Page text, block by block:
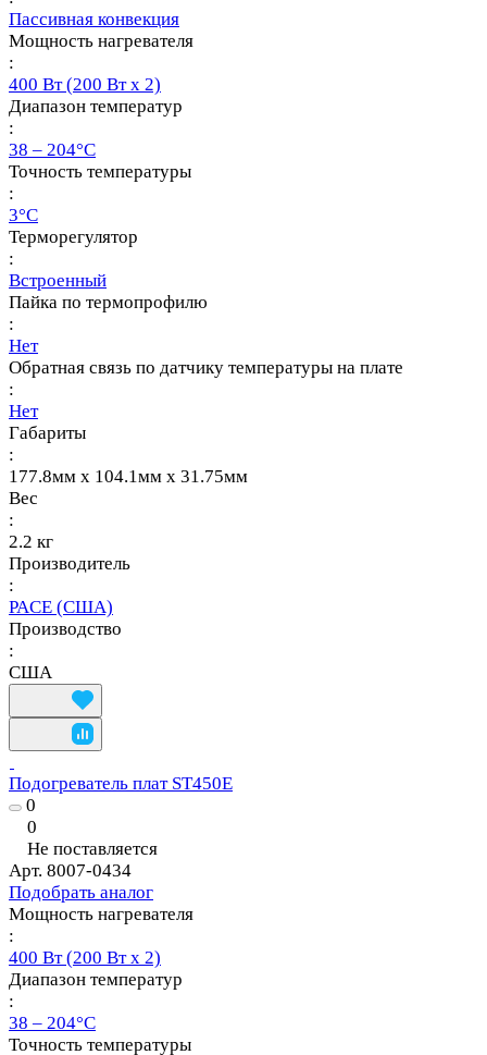
Пассивная конвекция
Мощность нагревателя
:
400 Вт (200 Вт х 2)
Диапазон температур
:
38 – 204°С
Точность температуры
:
3°C
Терморегулятор
:
Встроенный
Пайка по термопрофилю
:
Нет
Обратная связь по датчику температуры на плате
:
Нет
Габариты
:
177.8мм х 104.1мм х 31.75мм
Вес
:
2.2 кг
Производитель
:
PACE (США)
Производство
:
США
Подогреватель плат ST450E
0
0
Не поставляется
Арт. 8007-0434
Подобрать аналог
Мощность нагревателя
:
400 Вт (200 Вт х 2)
Диапазон температур
:
38 – 204°С
Точность температуры